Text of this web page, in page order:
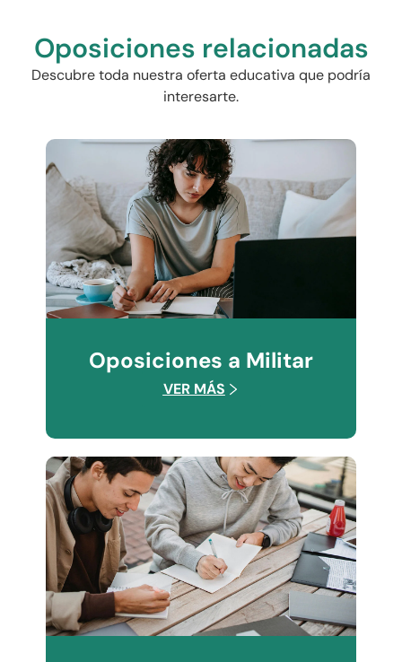
Oposiciones relacionadas
Descubre toda nuestra oferta educativa que podría
interesarte.
Oposiciones a Militar
VER MÁS